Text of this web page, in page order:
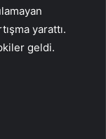
yarattı.
geldi.